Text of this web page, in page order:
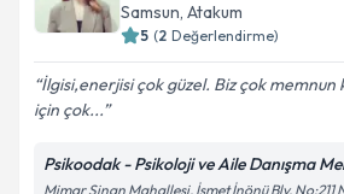
Samsun, Atakum
5 (2 Değerlendirme)
İlgisi,enerjisi çok güzel. Biz çok memnun
için çok...
Psikoodak - Psikoloji ve Aile Danışma
Mimar Sinan Mahallesi, İsmet İnönü Blv. No:211